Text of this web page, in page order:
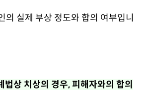
의 실제 부상 정도와 합의 여부입니
법상 치상의 경우, 피해자와의 합의